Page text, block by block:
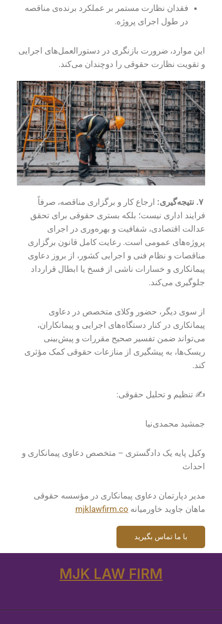
فقدان نظارت مستمر بر عملکرد برنده‌ی مناقصه
در طول اجرای پروژه.
این موارد، ضرورت بازنگری در دستورالعمل‌های اجرایی
و تقویت نظارت حقوقی را دوچندان می‌کند.
۷. نتیجه‌گیری: ارجاع کار و برگزاری مناقصه، صرفاً
فرایند اداری نیست؛ بلکه بستری حقوقی برای تحقق
عدالت اقتصادی، شفافیت و بهره‌وری در اجرای
پروژه‌های عمومی است. رعایت کامل قانون برگزاری
مناقصات و نظام فنی و اجرایی کشور، از بروز دعاوی
پیمانکاری و خسارات ناشی از فسخ یا ابطال قرارداد
جلوگیری می‌کند.
از سوی دیگر، حضور وکلای متخصص در دعاوی
پیمانکاری در کنار دستگاه‌های اجرایی و پیمانکاران،
می‌تواند ضمن تفسیر صحیح مقررات و پیش‌بینی
ریسک‌ها، به پیشگیری از منازعات حقوقی کمک مؤثری
کند.
✍️ تنظیم و تحلیل حقوقی:
جمشید محمدی‌نیا
وکیل پایه یک دادگستری – متخصص دعاوی پیمانکاری و
احداث
مدیر دپارتمان دعاوی پیمانکاری در مؤسسه حقوقی
ماهان جاوید خاورمیانه mjklawfirm.co
با ما تماس بگیرید
MJK LAW FIRM